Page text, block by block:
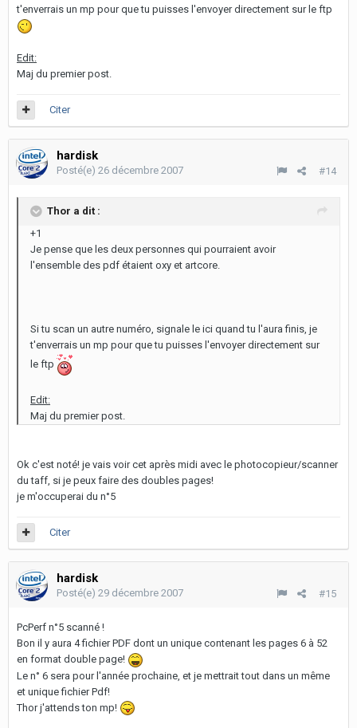
t'enverrais un mp pour que tu puisses l'envoyer directement sur le ftp
Edit:
Maj du premier post.
Citer
hardisk
#14
Posté(e) 26 décembre 2007
Thor a dit :
+1
Je pense que les deux personnes qui pourraient avoir
l'ensemble des pdf étaient oxy et artcore.
Si tu scan un autre numéro, signale le ici quand tu l'aura finis, je
t'enverrais un mp pour que tu puisses l'envoyer directement sur
le ftp
Edit:
Maj du premier post.
Ok c'est noté! je vais voir cet après midi avec le photocopieur/scanner
du taff, si je peux faire des doubles pages!
je m'occuperai du n°5
Citer
hardisk
#15
Posté(e) 29 décembre 2007
PcPerf n°5 scanné !
Bon il y aura 4 fichier PDF dont un unique contenant les pages 6 à 52
en format double page!
Le n° 6 sera pour l'année prochaine, et je mettrait tout dans un même
et unique fichier Pdf!
Thor j'attends ton mp!